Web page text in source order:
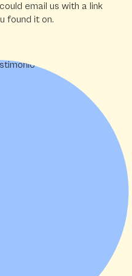
email us with a link
found it on.